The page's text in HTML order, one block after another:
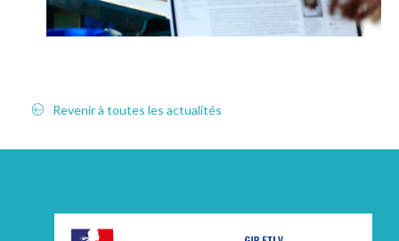
Revenir à toutes les actualités